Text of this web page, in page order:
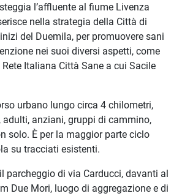
l’affluente al fiume Livenza
nella strategia della Città di
del Duemila, per promuovere sani
nei suoi diversi aspetti, come
Rete Italiana Città Sane a cui Sacile
urbano lungo circa 4 chilometri,
anziani, gruppi di cammino,
solo. È per la maggior parte ciclo
su tracciati esistenti.
parcheggio di via Carducci, davanti al
Due Mori, luogo di aggregazione e di